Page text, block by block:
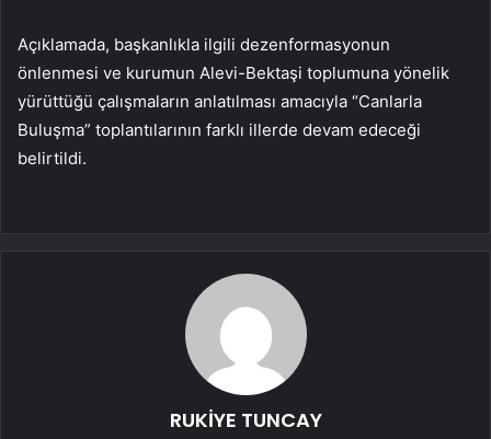
Açıklamada, başkanlıkla ilgili dezenformasyonun
önlenmesi ve kurumun Alevi-Bektaşi toplumuna yönelik
yürüttüğü çalışmaların anlatılması amacıyla “Canlarla
Buluşma” toplantılarının farklı illerde devam edeceği
belirtildi.
RUKİYE TUNCAY